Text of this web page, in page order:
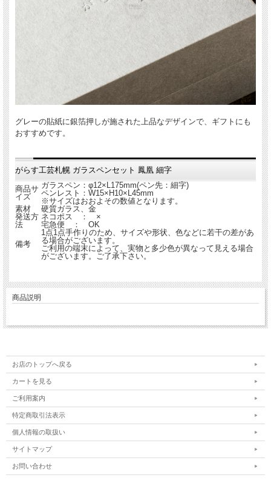
グレーの貼紙に銀箔押しが施された上品なデザインで、ギフトにも
おすすめです。
がらす工芸札幌 ガラスペンセット 鳳凰 細字
商品サ
イズ
ガラスペン：φ12×L175mm(ペン先：細字)
ペンレスト：W15×H10×L45mm
※サイズはおおよその数値となります。
素材
硬質ガラス、金
発送方
法
ネコポス ： ×
宅急便 ： OK
備考
1点1点手作りのため、サイズや形状、色などに若干の差があ
る場合がございます。
ご利用の端末によって、実物と多少色が異なって見える場合
がございます。ご了承下さい。
商品説明
お店のトップへ戻る
カートを見る
ご利用案内
特定商取引法表示
個人情報の取扱い
サイトマップ
お問い合わせ